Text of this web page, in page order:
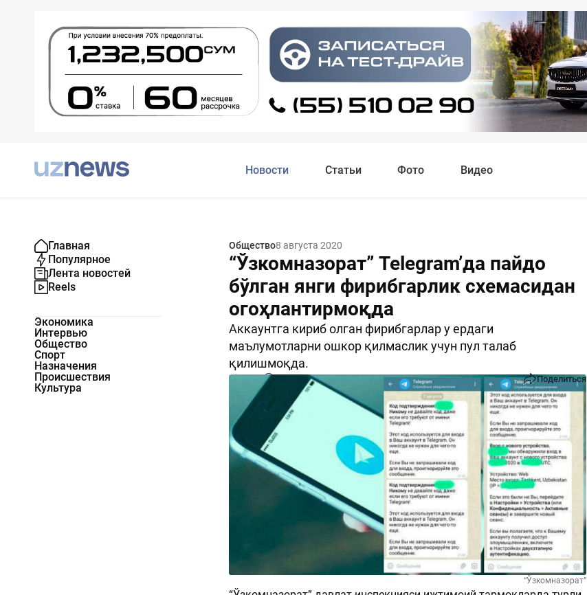
Новости Статьи Фото Видео
Главная
Популярное
Лента новостей
Reels
Экономика
Интервью
Общество
Спорт
Назначения
Происшествия
Культура
Общество8 августа 2020
“Ўзкомназорат” Telegram’да пайдо
бўлган янги фирибгарлик схемасидан
огоҳлантирмоқда
Аккаунтга кириб олган фирибгарлар у ердаги
маълумотларни ошкор қилмаслик учун пул талаб
қилишмоқда.
Поделиться
“Ўзкомназорат”